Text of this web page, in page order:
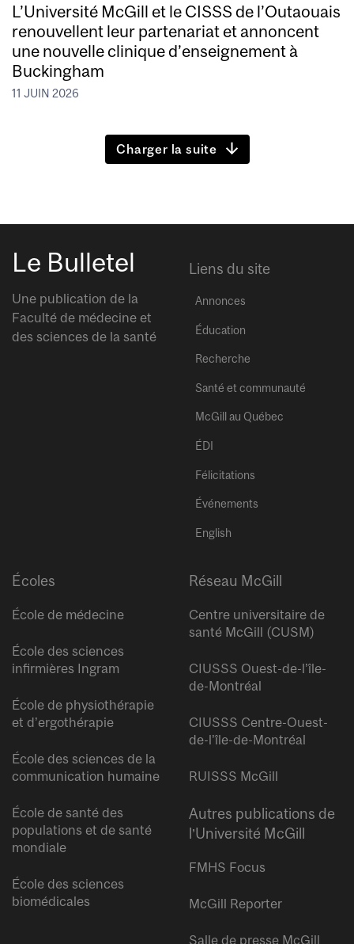
L’Université McGill et le CISSS de l’Outaouais
renouvellent leur partenariat et annoncent
une nouvelle clinique d’enseignement à
Buckingham
11 JUIN 2026
Charger la suite
Le Bulletel
Une publication de la
Faculté de médecine et
des sciences de la santé
Liens du site
Annonces
Éducation
Recherche
Santé et communauté
McGill au Québec
ÉDI
Félicitations
Événements
English
Écoles
École de médecine
École des sciences
infirmières Ingram
École de physiothérapie
et d’ergothérapie
École des sciences de la
communication humaine
École de santé des
populations et de santé
mondiale
École des sciences
biomédicales
Réseau McGill
Centre universitaire de
santé McGill (CUSM)
CIUSSS Ouest-de-l’île-
de-Montréal
CIUSSS Centre-Ouest-
de-l’île-de-Montréal
RUISSS McGill
Autres publications de
l’Université McGill
FMHS Focus
McGill Reporter
Salle de presse McGill